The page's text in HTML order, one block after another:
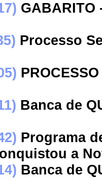
GABARITO
Processo
Banca de
Programa
a
Banca de